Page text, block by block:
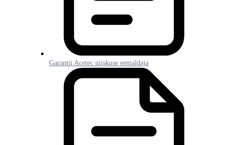
Garantii Acetec niiskuse eemaldaja